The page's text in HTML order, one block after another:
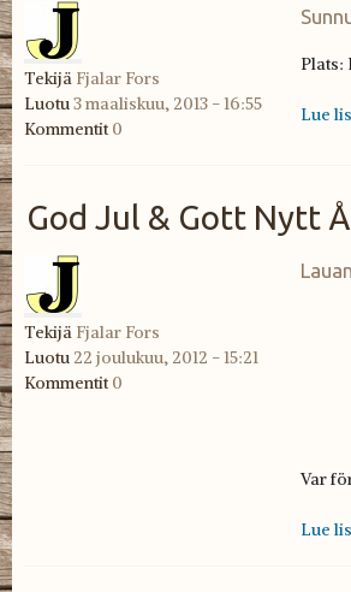
Tekijä Fjalar Fors
Luotu3 maaliskuu, 2013 - 16:55
Kommentit 0
Plats:
Lue
God Jul & Gott Nytt
Tekijä Fjalar Fors
Luotu 22 joulukuu, 2012 - 15:21
Kommentit 0
Var
Lue